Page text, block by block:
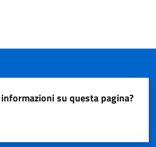
su questa pagina?